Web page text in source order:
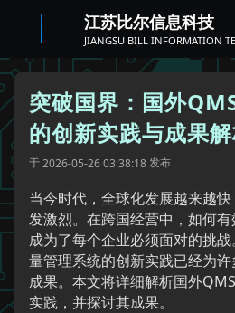
江苏比尔信息科技
JIANGSU BILL INFORMATION
突破国界：国外
的创新实践与成果
于2026-05-26 03:38:18发布
当今时代，全球化发展越来越
发激烈。在跨国经营中，如何
成为了每个企业必须面对的挑
量管理系统的创新实践已经为
成果。本文将详细解析国外
实践，并探讨其成果。